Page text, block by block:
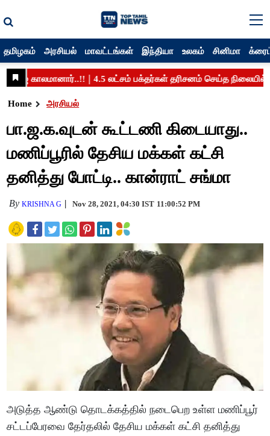
தமிழகம் அரசியல் மாவட்டங்கள் இந்தியா உலகம் சினிமா
Home அரசியல்
பா.ஜ.க.வுடன் கூட்டணி கிடையாது..
மணிப்பூரில் தேசிய மக்கள் கட்சி
தனித்து போட்டி.. கான்ராட் சங்மா
ByKRISHNA G Nov 28, 2021, 04:30 IST 11:00:52 PM
அடுத்த ஆண்டு தொடக்கத்தில் நடைபெற உள்ள மணிப்பூர்
சட்டப்பேரவை தேர்தலில் தேசிய மக்கள் கட்சி தனித்து